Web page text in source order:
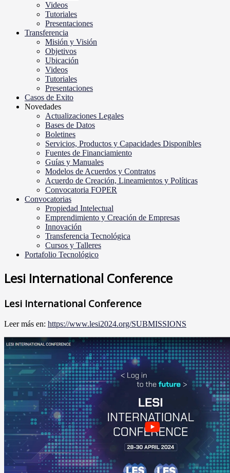
Videos
Tutoriales
Presentaciones
Transferencia
Misión y Visión
Objetivos
Ubicación
Videos
Tutoriales
Presentaciones
Casos de Exito
Novedades
Actualizaciones Legales
Bases de Datos
Boletines
Servicios, Productos y Capacidades Disponibles
Fuentes de Financiamiento
Guías y Manuales
Modelos de Acuerdos y Contratos
Acuerdo de Creación, Lineamientos y Políticas
Convocatoria FOPER
Convocatorias
Propiedad Intelectual
Emprendimiento y Creación de Empresas
Innovación
Transferencia Tecnológica
Cursos y Talleres
Portafolio Tecnológico
Lesi International Conference
Lesi International Conference
Leer más en: https://www.lesi2024.org/SUBMISSIONS